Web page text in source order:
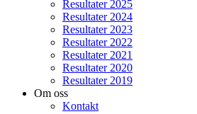
Resultater 2025
Resultater 2024
Resultater 2023
Resultater 2022
Resultater 2021
Resultater 2020
Resultater 2019
Om oss
Kontakt